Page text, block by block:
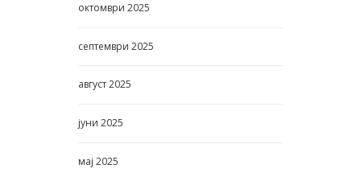
октомври 2025
септември 2025
август2025
јуни 2025
мај 2025